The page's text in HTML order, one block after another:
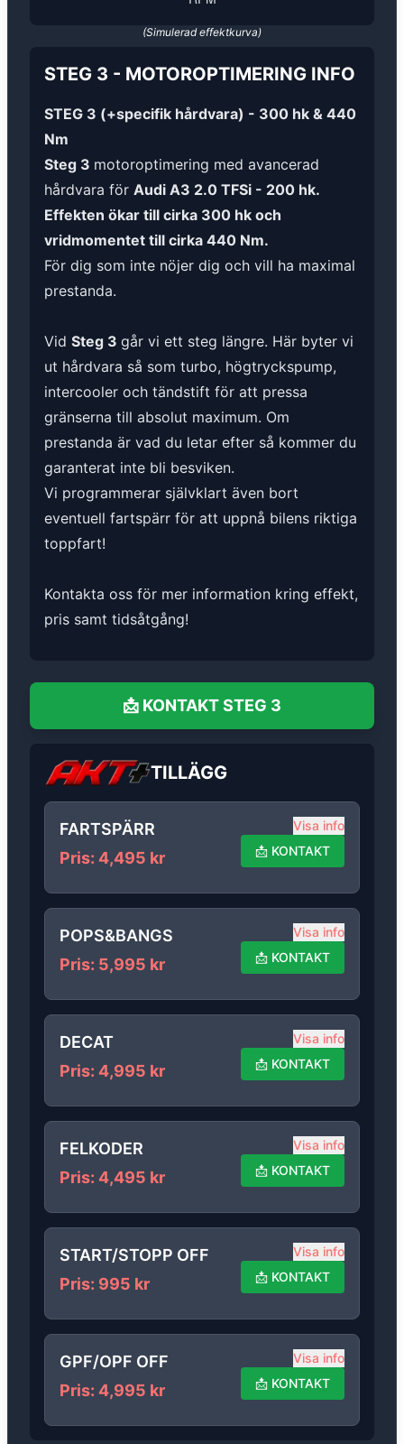
(Simulerad effektkurva)
STEG 3 - MOTOROPTIMERING INFO
STEG 3 (+specifik hårdvara) - 300 hk & 440
Nm
Steg 3 motoroptimering med avancerad
hårdvara för Audi A3 2.0 TFSi - 200 hk.
Effekten ökar till cirka 300 hk och
vridmomentet till cirka 440 Nm.
För dig som inte nöjer dig och vill ha maximal
prestanda.
Vid Steg 3 går vi ett steg längre. Här byter vi
ut hårdvara så som turbo, högtryckspump,
intercooler och tändstift för att pressa
gränserna till absolut maximum. Om
prestanda är vad du letar efter så kommer du
garanterat inte bli besviken.
Vi programmerar självklart även bort
eventuell fartspärr för att uppnå bilens riktiga
toppfart!
Kontakta oss för mer information kring effekt,
pris samt tidsåtgång!
📩 KONTAKTSTEG 3
TILLÄGG
FARTSPÄRR
Pris: 4,495 kr
Visa info
📩 KONTAKT
POPS&BANGS
Pris: 5,995 kr
Visa info
📩 KONTAKT
DECAT
Pris: 4,995 kr
Visa info
📩 KONTAKT
FELKODER
Pris: 4,495 kr
Visa info
📩 KONTAKT
START/STOPP OFF
Pris: 995 kr
Visa info
📩 KONTAKT
GPF/OPF OFF
Pris: 4,995 kr
Visa info
📩 KONTAKT